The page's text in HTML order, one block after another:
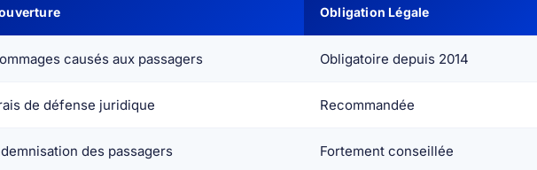
Obligation Légale
causés aux passagers Obligatoire depuis 2014
de défense juridique Recommandée
des passagers Fortement conseillée